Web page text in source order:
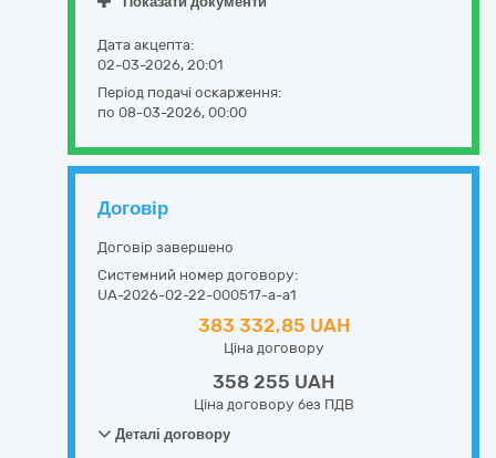
Дата акцепта:
02-03-2026, 20:01
Період подачі оскарження:
по 08-03-2026, 00:00
Договір
Договір завершено
Системний номер договору:
UA-2026-02-22-000517-a-a1
383 332,85 UAH
Ціна договору
358 255 UAH
Ціна договору без ПДВ
Деталі договору